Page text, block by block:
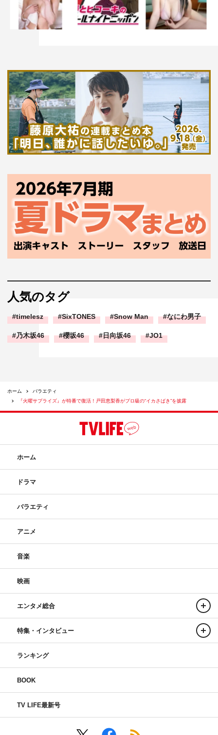
人気のタグ
timelesz SixTONES Snow Man なにわ男子
乃木坂46 櫻坂46 日向坂46 JO1
ホーム
バラエティ
『火曜サプライズ』が特番で復活！戸田恵梨香がプロ級の“イカさばき”を披露
ホーム
ドラマ
バラエティ
アニメ
音楽
映画
エンタメ総合
特集・インタビュー
ランキング
BOOK
TV LIFE最新号